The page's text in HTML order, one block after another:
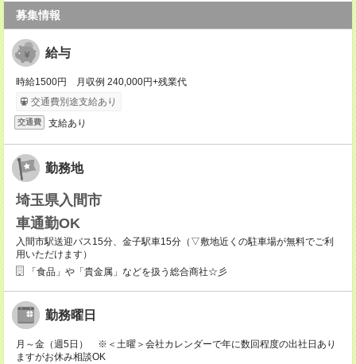
募集情報
給与
時給1500円 月収例 240,000円+残業代
交通費別途支給あり
交通費 支給あり
勤務地
埼玉県入間市
車通勤OK
入間市駅送迎バス15分、金子駅車15分（▽敷地近くの駐車場が無料でご利
用いただけます）
「食品」や「貴金属」などを扱う総合商社☆彡
勤務曜日
月～金（週5日） ※＜土曜＞会社カレンダーで年に数回程度の出社日あり
ますがお休み相談OK